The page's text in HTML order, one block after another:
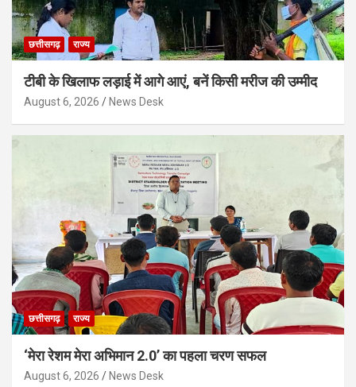
छत्तीसगढ़ राज्य
टीबी के खिलाफ लड़ाई में आगे आएं, बनें किसी मरीज की उम्मीद
August 6, 2026 News Desk
छत्तीसगढ़ राज्य
‘मेरा रेशम मेरा अभिमान 2.0’ का पहला चरण सफल
August 6, 2026 News Desk